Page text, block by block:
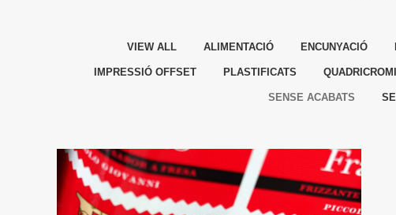
VIEW ALL ALIMENTACIÓ ENCUNYACIÓ
IMPRESSIÓ OFFSET PLASTIFICATS
SENSE ACABATS